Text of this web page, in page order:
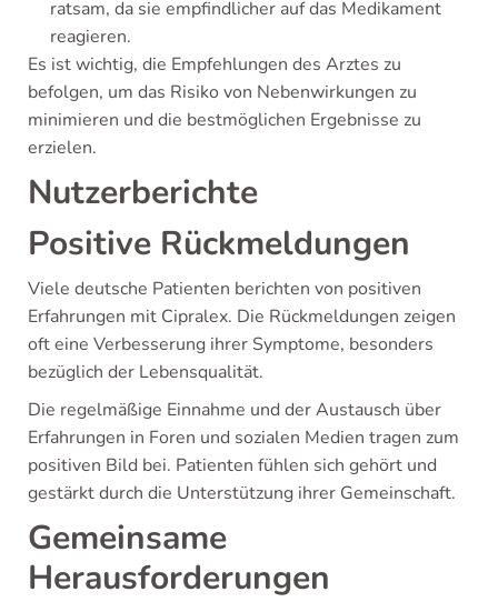
ratsam, da sie empfindlicher auf das Medikament
reagieren.
Es ist wichtig, die Empfehlungen des Arztes zu
befolgen, um das Risiko von Nebenwirkungen zu
minimieren und die bestmöglichen Ergebnisse zu
erzielen.
Nutzerberichte
Positive Rückmeldungen
Viele deutsche Patienten berichten von positiven
Erfahrungen mit Cipralex. Die Rückmeldungen zeigen
oft eine Verbesserung ihrer Symptome, besonders
bezüglich der Lebensqualität.
Die regelmäßige Einnahme und der Austausch über
Erfahrungen in Foren und sozialen Medien tragen zum
positiven Bild bei. Patienten fühlen sich gehört und
gestärkt durch die Unterstützung ihrer Gemeinschaft.
Gemeinsame
Herausforderungen